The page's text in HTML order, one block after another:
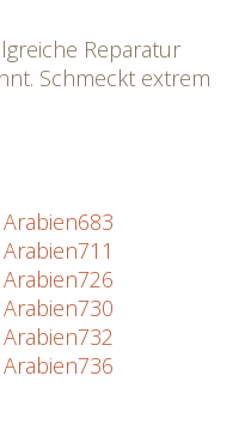
Reparatur
Schmeckt extrem